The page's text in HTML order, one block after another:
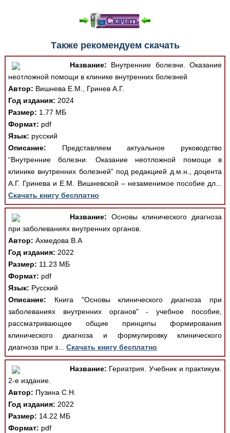
Также рекомендуем скачать
Название: Внутренние болезни. Оказание
неотложной помощи в клинике внутренних болезней
Автор: Вишнева Е.М., Гринев А.Г.
Год издания: 2024
Размер: 1.77 МБ
Формат: pdf
Язык: русский
Описание: Представляем актуальное руководство
“Внутренние болезни. Оказание неотложной помощи в
клинике внутренних болезней” под редакцией д.м.н., доцента
А.Г. Гринева и Е.М. Вишневской – незаменимое пособие дл...
Скачать книгу бесплатно
Название: Основы клинического диагноза
при заболеваниях внутренних органов.
Автор: Ахмедова В.А
Год издания: 2022
Размер: 11.23 МБ
Формат: pdf
Язык: Русский
Описание: Книга "Основы клинического диагноза при
заболеваниях внутренних органов" - учебное пособие,
рассматривающее общие принципы формирования
клинического диагноза и формулировку клинического
диагноза при з... Скачать книгу бесплатно
Название: Гериатрия. Учебник и практикум.
2-е издание.
Автор: Пузина С.Н.
Год издания: 2022
Размер: 14.22 МБ
Формат: pdf